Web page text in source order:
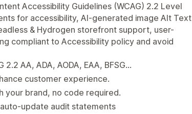
Accessibility Guidelines (WCAG) 2.2 Level
for accessibility, AI-generated image Alt Text
& Hydrogen storefront support, user-
compliant to Accessibility policy and avoid
AA, ADA, AODA, EAA, BFSG...
customer experience.
your brand, no code required.
update audit statements